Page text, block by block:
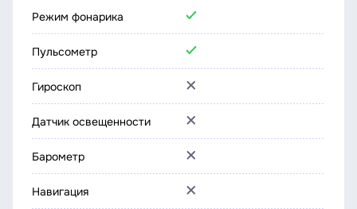
Режим фонарика
Пульсометр
Гироскоп
Датчик освещенности
Барометр
Навигация